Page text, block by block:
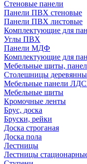
Стеновые панели
Панели ПВХ стеновые
Панели ПВХ листовые
Комплектующие для
Углы ПВХ
Панели МДФ
Комплектующие для
Мебельные щиты,
Столешницы
Мебельные панели
Мебельные щиты
Кромочные ленты
Брус, доска
Бруски, рейки
Доска строганая
Доска пола
Лестницы
Лестницы